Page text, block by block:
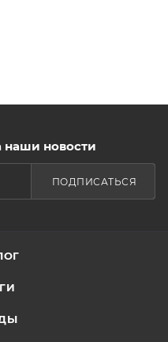
наши новости
ПОДПИСАТЬСЯ